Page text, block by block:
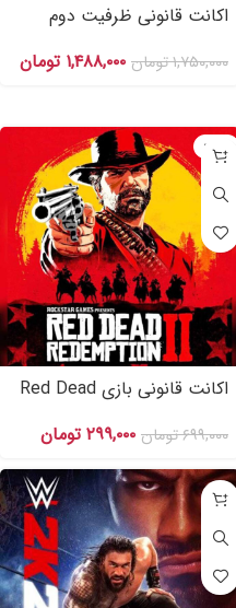
اکانت قانونی ظرفیت دوم
PS۴
۱,۷۵۰,۰۰۰تومان ۱,۴۸۸,۰۰۰ تومان
-۵۷%
اکانت قانونی بازی Red Dead
اشتراکی برای PS۴,PS۵
۶۹۹,۰۰۰تومان ۲۹۹,۰۰۰ تومان